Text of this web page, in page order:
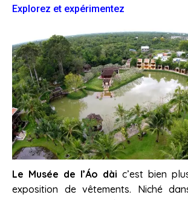
Explorez et expérimentez
Le Musée de l’Áo dài c’est bien
exposition de vêtements. Niché